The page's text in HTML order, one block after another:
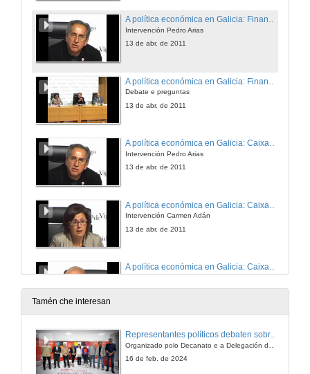
A política económica en Galicia: Financiamento Autonómico
Intervención Pedro Arias
13 de abr. de 2011
Debate e preguntas
13 de abr. de 2011
A política económica en Galicia: Caixas de Aforro e sector financieiro
Intervención Pedro Arias
13 de abr. de 2011
Intervención Carmen Adán
13 de abr. de 2011
A política económica en Galicia: Caixas de Aforro e sector financieiro
13 de abr. de 2011
Debate y preguntas
Tamén che interesan
Representantes políticos debaten sobre educación e xuventude no campus de Pontevedra
16 de feb. de 2024